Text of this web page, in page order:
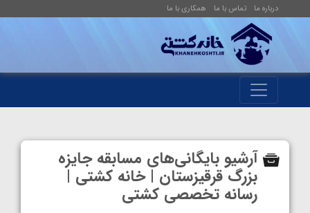
درباره ما تماس با ما همکاری با ما
آرشیو بایگانی‌های مسابقه جایزه
بزرگ قرقیزستان | خانه کشتی |
رسانه تخصصی کشتی